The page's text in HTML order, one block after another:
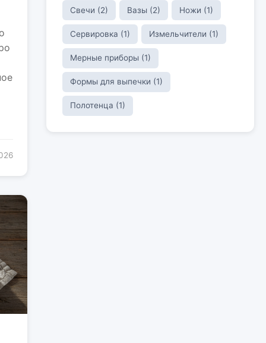
Свечи (2) Вазы (2) Ножи (1)
Сервировка (1) Измельчители (1)
Мерные приборы (1)
Формы для выпечки (1)
Полотенца (1)